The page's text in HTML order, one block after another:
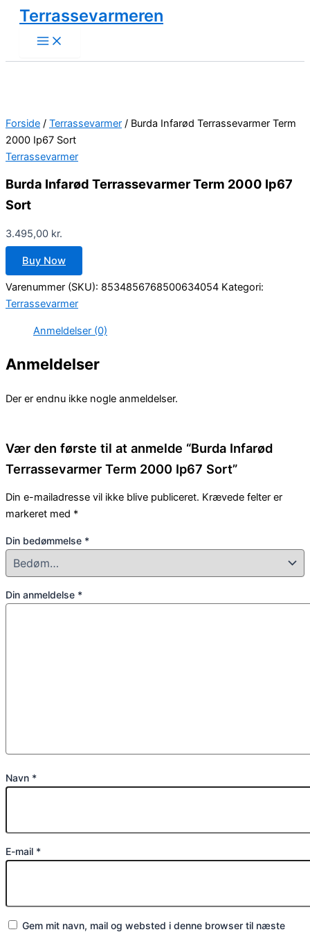
indholdet
Terrassevarmeren
Forside / Terrassevarmer / Burda Infarød Terrassevarmer Term
2000 Ip67 Sort
Terrassevarmer
Burda Infarød Terrassevarmer Term 2000 Ip67
Sort
3.495,00 kr.
Buy Now
Varenummer (SKU): 8534856768500634054 Kategori:
Terrassevarmer
Anmeldelser (0)
Anmeldelser
Der er endnu ikke nogle anmeldelser.
Vær den første til at anmelde “Burda Infarød
Terrassevarmer Term 2000 Ip67 Sort”
Din e-mailadresse vil ikke blive publiceret. Krævede felter er
markeret med *
Din bedømmelse *
Din anmeldelse *
Navn *
E-mail *
Gem mit navn, mail og websted i denne browser til næste